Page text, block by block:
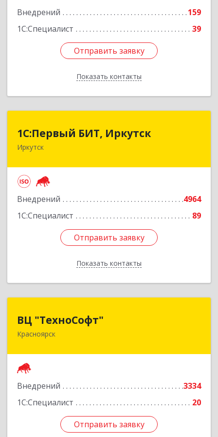
Внедрений
159
1С:Специалист
39
Отправить заявку
Показать контакты
Отправить заявку
Назад
1С:Первый БИТ, Иркутск
Иркутск
Внедрений
4964
1С:Специалист
89
Отправить заявку
Показать контакты
1С:Первый БИТ, Иркутск
664007, Иркутская обл, Иркутск г, Декабрьских
Отправить заявку
Назад
ВЦ "ТехноСофт"
Красноярск
Внедрений
3334
1С:Специалист
20
Отправить заявку
660118, Красноярский край, Красноярск г,
Отправить заявку